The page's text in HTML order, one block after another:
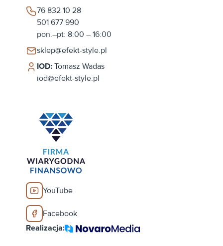
76 832 10 28
501 677 990
pon.–pt: 8:00 – 16:00
sklep@efekt-style.pl
IOD: Tomasz Wadas
iod@efekt-style.pl
YouTube
Facebook
Realizacja: